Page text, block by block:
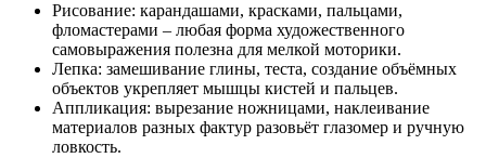
Рисование: карандашами, красками, пальцами,
фломастерами – любая форма художественного
самовыражения полезна для мелкой моторики.
Лепка: замешивание глины, теста, создание объёмных
объектов укрепляет мышцы кистей и пальцев.
Аппликация: вырезание ножницами, наклеивание
материалов разных фактур разовьёт глазомер и ручную
ловкость.